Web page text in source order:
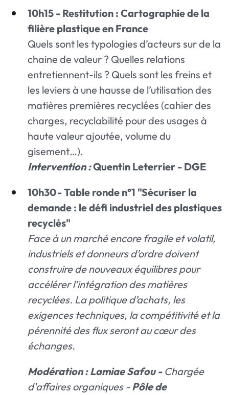
10h15 - Restitution : Cartographie de la
filière plastique en France
Quels sont les typologies d’acteurs sur de la
chaine de valeur ? Quelles relations
entretiennent-ils ? Quels sont les freins et
les leviers à une hausse de l’utilisation des
matières premières recyclées (cahier des
charges, recyclabilité pour des usages à
haute valeur ajoutée, volume du
gisement…).
Intervention :Quentin Leterrier - DGE
10h30 - Table ronde n°1 "Sécuriser la
demande : le défi industriel des plastiques
recyclés"
Face à un marché encore fragile et volatil,
industriels et donneurs d’ordre doivent
construire de nouveaux équilibres pour
accélérer l’intégration des matières
recyclées. La politique d’achats, les
exigences techniques, la compétitivité et la
pérennité des flux seront au cœur des
échanges.
Modération : Lamiae Safou - Chargée
d'affaires organiques -Pôle de